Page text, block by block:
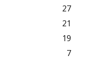
27
21
19
7